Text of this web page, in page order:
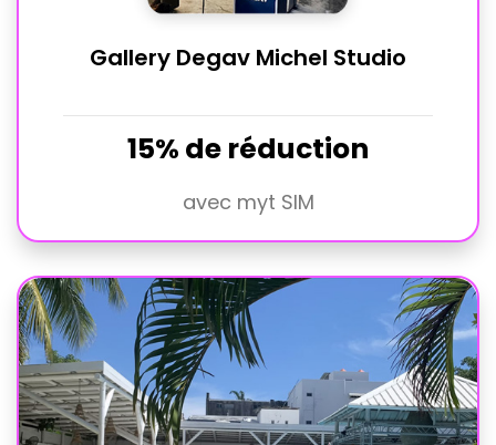
Gallery Degav Michel Studio
15% de réduction
avec myt SIM